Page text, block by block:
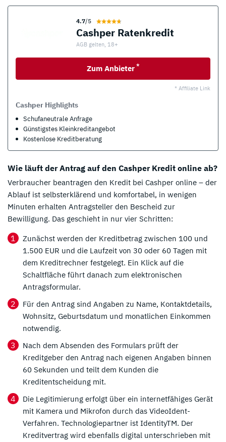
4.7/5
Cashper Ratenkredit
AGB gelten, 18+
Zum Anbieter *
* Affiliate Link
Cashper Highlights
Schufaneutrale Anfrage
Günstigstes Kleinkreditangebot
Kostenlose Kreditberatung
Wie läuft der Antrag auf den Cashper Kredit online ab?
Verbraucher beantragen den Kredit bei Cashper online – der
Ablauf ist selbsterklärend und komfortabel, in wenigen
Minuten erhalten Antragsteller den Bescheid zur
Bewilligung. Das geschieht in nur vier Schritten:
Zunächst werden der Kreditbetrag zwischen 100 und
1.500 EUR und die Laufzeit von 30 oder 60 Tagen mit
dem Kreditrechner festgelegt. Ein Klick auf die
Schaltfläche führt danach zum elektronischen
Antragsformular.
Für den Antrag sind Angaben zu Name, Kontaktdetails,
Wohnsitz, Geburtsdatum und monatlichen Einkommen
notwendig.
Nach dem Absenden des Formulars prüft der
Kreditgeber den Antrag nach eigenen Angaben binnen
60 Sekunden und teilt dem Kunden die
Kreditentscheidung mit.
Die Legitimierung erfolgt über ein internetfähiges Gerät
mit Kamera und Mikrofon durch das VideoIdent-
Verfahren. Technologiepartner ist IdentityTM. Der
Kreditvertrag wird ebenfalls digital unterschrieben mit